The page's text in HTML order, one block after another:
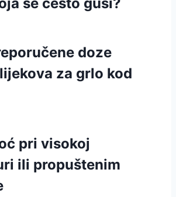
doze
za grlo kod
pri visokoj
ili propuštenim